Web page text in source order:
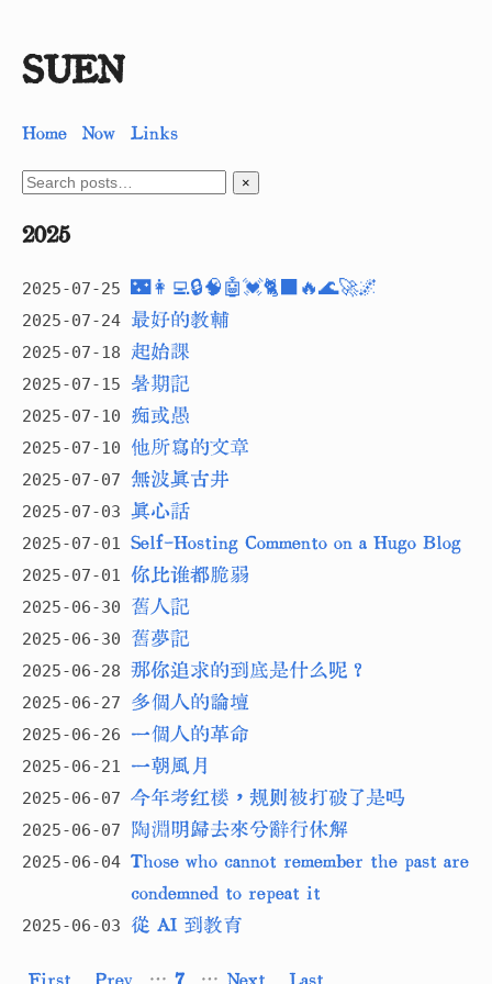
SUEN
Home Now Links
與很多所謂學生一起讀書，讀很多所謂
然後，信或不信。
×
2025
2025-07-25 🌃👩‍💻🔒🧠🤖💓🐈‍⬛🔥🌊🚀🌌
2025-07-24 最好的教輔
2025-07-18 起始課
2025-07-15 暑期記
2025-07-10 痴或愚
2025-07-10 他所寫的文章
2025-07-07 無波真古井
2025-07-03 真心話
2025-07-01 Self-Hosting Commento on a Hugo Blog
2025-07-01 你比谁都脆弱
2025-06-30 舊人記
2025-06-30 舊夢記
2025-06-28 那你追求的到底是什么呢？
2025-06-27 多個人的論壇
2025-06-26 一個人的革命
2025-06-21 一朝風月
2025-06-07 今年考红楼，规则被打破了是吗
2025-06-07 陶淵明歸去來兮辭行休解
2025-06-04 Those who cannot remember the past are
condemned to repeat it
2025-06-03 從 AI 到教育
First Prev … 7 … Next Last